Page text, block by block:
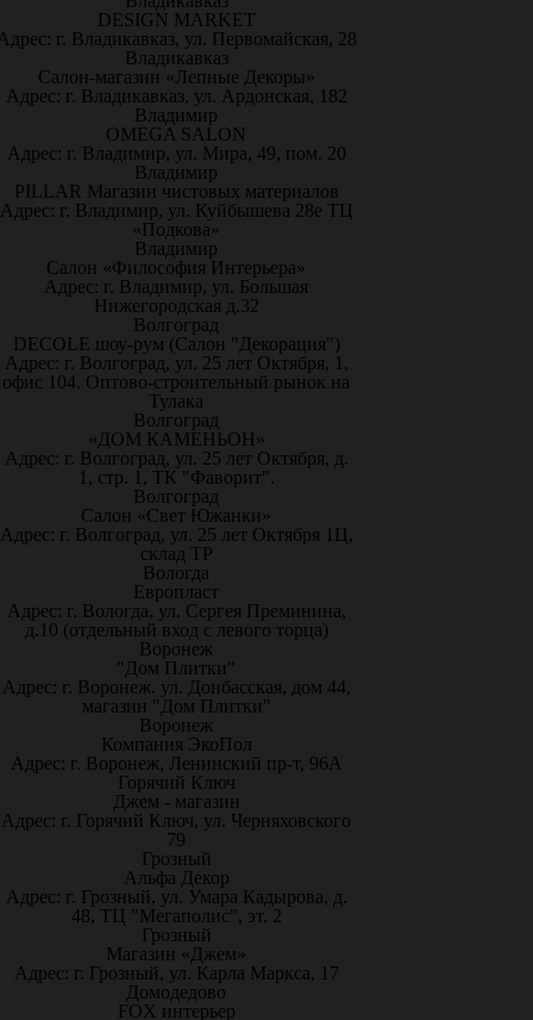
DESIGN MARKET
г. Владикавказ, ул. Первомайская, 28
Владикавказ
Салон-магазин «Лепные Декоры»
Адрес: г. Владикавказ, ул. Ардонская, 182
Владимир
OMEGA SALON
Адрес: г. Владимир, ул. Мира, 49, пом. 20
Владимир
PILLAR Магазин чистовых материалов
Адрес: г. Владимир, ул. Куйбышева 28е ТЦ
«Подкова»
Владимир
Салон «Философия Интерьера»
Адрес: г. Владимир, ул. Большая
Нижегородская д.32
Волгоград
DECOLE шоу-рум (Салон "Декорация")
Адрес: г. Волгоград, ул. 25 лет Октября, 1,
офис 104. Оптово-строительный рынок на
Тулака
Волгоград
«ДОМ КАМЕНЬОН»
Адрес: г. Волгоград, ул. 25 лет Октября, д.
1, стр. 1, ТК "Фаворит".
Волгоград
Салон «Свет Южанки»
Адрес: г. Волгоград, ул. 25 лет Октября 1Ц,
склад ТР
Вологда
Европласт
Адрес: г. Вологда, ул. Сергея Преминина,
д.10 (отдельный вход с левого торца)
Воронеж
"Дом Плитки"
Адрес: г. Воронеж. ул. Донбасская, дом 44,
магазин "Дом Плитки"
Воронеж
Компания ЭкоПол
Адрес: г. Воронеж, Ленинский пр-т, 96А
Горячий Ключ
Джем - магазин
Адрес: г. Горячий Ключ, ул. Черняховского
79
Грозный
Альфа Декор
Адрес: г. Грозный, ул. Умара Кадырова, д.
48, ТЦ "Мегаполис", эт. 2
Грозный
Магазин «Джем»
Адрес: г. Грозный, ул. Карла Маркса, 17
Домодедово
FOX интерьер